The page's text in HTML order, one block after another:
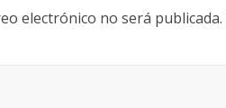
electrónico no será publicada.